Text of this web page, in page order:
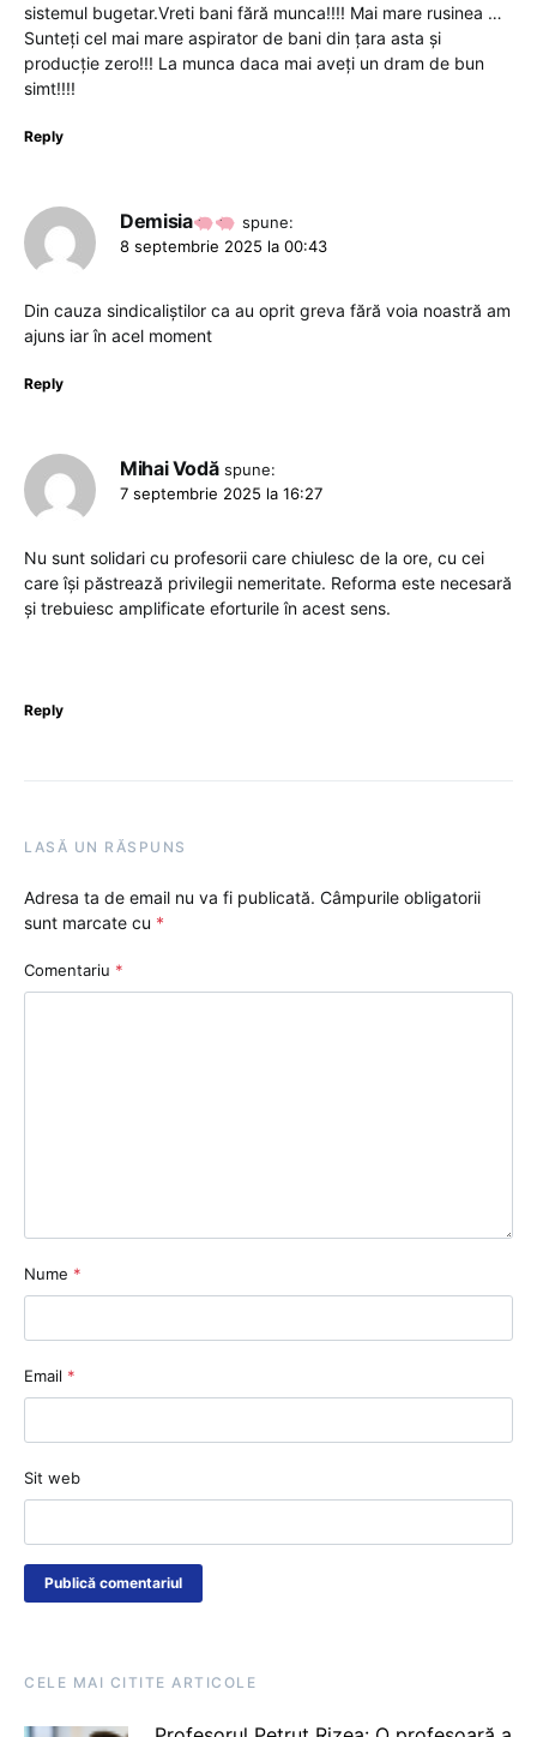
sistemul bugetar.Vreti bani fără munca!!!! Mai mare rusinea …
Sunteți cel mai mare aspirator de bani din țara asta și
producție zero!!! La munca daca mai aveți un dram de bun
simt!!!!
Reply
Demisia
spune:
8 septembrie 2025 la 00:43
Din cauza sindicaliștilor ca au oprit greva fără voia noastră am
ajuns iar în acel moment
Reply
Mihai Vodă spune:
7 septembrie 2025 la 16:27
Nu sunt solidari cu profesorii care chiulesc de la ore, cu cei
care își păstrează privilegii nemeritate. Reforma este necesară
și trebuiesc amplificate eforturile în acest sens.
Reply
LASĂ UN RĂSPUNS
Adresa ta de email nu va fi publicată. Câmpurile obligatorii
sunt marcate cu *
Comentariu *
Nume *
Email *
Sit web
CELE MAI CITITE ARTICOLE